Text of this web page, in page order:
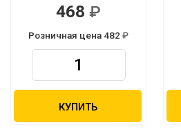
468
Розничная цена 482
КУПИТЬ